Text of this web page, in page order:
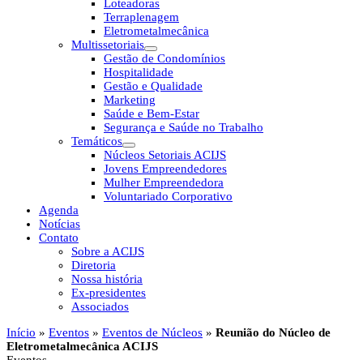
Loteadoras
Terraplenagem
Eletrometalmecânica
Multissetoriais
Gestão de Condomínios
Hospitalidade
Gestão e Qualidade
Marketing
Saúde e Bem-Estar
Segurança e Saúde no Trabalho
Temáticos
Núcleos Setoriais ACIJS
Jovens Empreendedores
Mulher Empreendedora
Voluntariado Corporativo
Agenda
Notícias
Contato
Sobre a ACIJS
Diretoria
Nossa história
Ex-presidentes
Associados
Início » Eventos » Eventos de Núcleos » Reunião do Núcleo de
Eletrometalmecânica ACIJS